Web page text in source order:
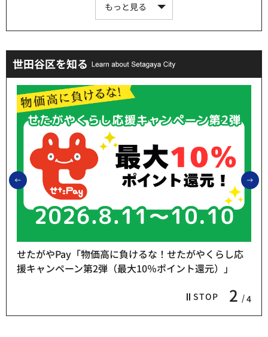
もっと見る
世田谷区を知る
前のスライドを表示
STOP 2 4
せたがやPay「物価高に負けるな！せたがやくらし応
援キャンペーン第2弾（最大10％ポイント還元）」